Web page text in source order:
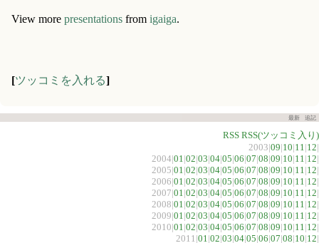
View more presentations from igaiga.
[ツッコミを入れる]
最新 追記
RSS RSS(ツッコミ入り)
2003|09|10|11|12|
2004|01|02|03|04|05|06|07|08|09|10|11|12|
2005|01|02|03|04|05|06|07|08|09|10|11|12|
2006|01|02|03|04|05|06|07|08|09|10|11|12|
2007|01|02|03|04|05|06|07|08|09|10|11|12|
2008|01|02|03|04|05|06|07|08|09|10|11|12|
2009|01|02|03|04|05|06|07|08|09|10|11|12|
2010|01|02|03|04|05|06|07|08|09|10|11|12|
2011|01|02|03|04|05|06|07|08|10|12|